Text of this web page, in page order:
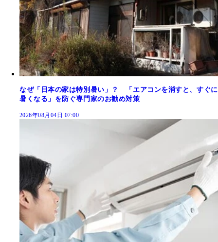
なぜ「日本の家は特別暑い」？ 「エアコンを消すと、すぐに
暑くなる」を防ぐ専門家のお勧め対策
2026年08月04日 07:00